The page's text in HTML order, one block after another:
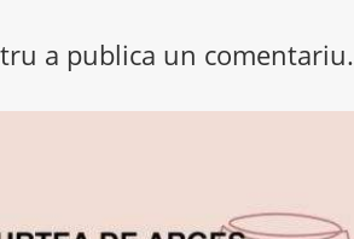
a publica un comentariu.